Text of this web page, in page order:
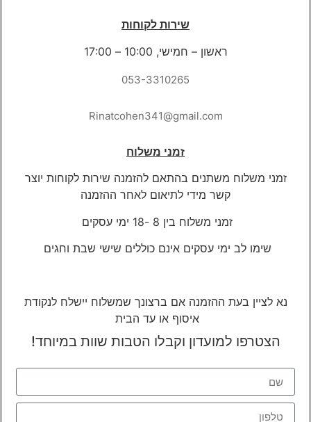
שירות לקוחות
ראשון – חמישי, 10:00 – 17:00
053-3310265
Rinatcohen341@gmail.com
זמני משלוח
זמני משלוח משתנים בהתאם להזמנה שירות לקוחות יוצר
קשר מידי לתיאום לאחר ההזמנה
זמני משלוח בין 8 -18 ימי עסקים
שימו לב ימי עסקים אינם כוללים שישי שבת וחגים
נא לציין בעת ההזמנה אם ברצונך שמשלוח יישלח לנקודת
איסוף או עד הבית
הצטרפו למועדון וקבלו הטבות שוות במיוחד!